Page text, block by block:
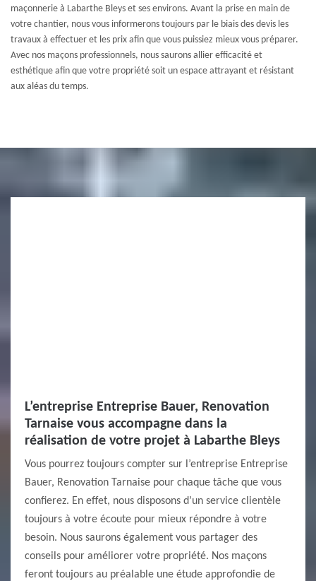
maçonnerie à Labarthe Bleys et ses environs. Avant la prise en main de
votre chantier, nous vous informerons toujours par le biais des devis les
travaux à effectuer et les prix afin que vous puissiez mieux vous préparer.
Avec nos maçons professionnels, nous saurons allier efficacité et
esthétique afin que votre propriété soit un espace attrayant et résistant
aux aléas du temps.
L’entreprise Entreprise Bauer, Renovation
Tarnaise vous accompagne dans la
réalisation de votre projet à Labarthe Bleys
Vous pourrez toujours compter sur l’entreprise Entreprise
Bauer, Renovation Tarnaise pour chaque tâche que vous
confierez. En effet, nous disposons d’un service clientèle
toujours à votre écoute pour mieux répondre à votre
besoin. Nous saurons également vous partager des
conseils pour améliorer votre propriété. Nos maçons
feront toujours au préalable une étude approfondie de